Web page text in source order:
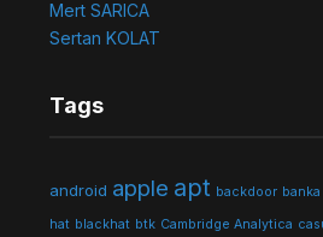
Mert SARICA
Sertan KOLAT
Tags
android apple apt backdoor banka
hat blackhat btk Cambridge Analytica